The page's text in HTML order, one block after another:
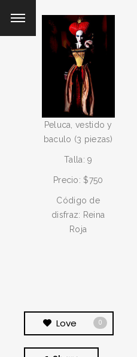
Peluca, vestido y
baculo (3 piezas)
Talla: 9
Precio: $750
Código de
disfraz: Reina
Roja
Love 0